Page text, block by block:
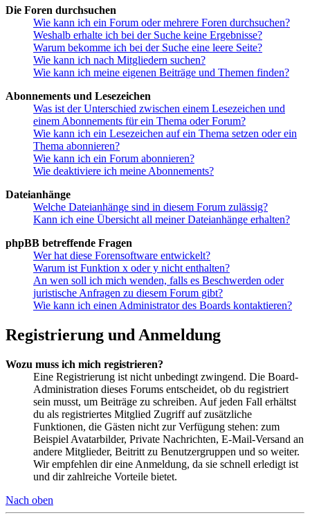
Die Foren durchsuchen
Wie kann ich ein Forum oder mehrere Foren durchsuchen?
Weshalb erhalte ich bei der Suche keine Ergebnisse?
Warum bekomme ich bei der Suche eine leere Seite?
Wie kann ich nach Mitgliedern suchen?
Wie kann ich meine eigenen Beiträge und Themen finden?
Abonnements und Lesezeichen
Was ist der Unterschied zwischen einem Lesezeichen und
einem Abonnements für ein Thema oder Forum?
Wie kann ich ein Lesezeichen auf ein Thema setzen oder ein
Thema abonnieren?
Wie kann ich ein Forum abonnieren?
Wie deaktiviere ich meine Abonnements?
Dateianhänge
Welche Dateianhänge sind in diesem Forum zulässig?
Kann ich eine Übersicht all meiner Dateianhänge erhalten?
phpBB betreffende Fragen
Wer hat diese Forensoftware entwickelt?
Warum ist Funktion x oder y nicht enthalten?
An wen soll ich mich wenden, falls es Beschwerden oder
juristische Anfragen zu diesem Forum gibt?
Wie kann ich einen Administrator des Boards kontaktieren?
Registrierung und Anmeldung
Wozu muss ich mich registrieren?
Eine Registrierung ist nicht unbedingt zwingend. Die Board-
Administration dieses Forums entscheidet, ob du registriert
sein musst, um Beiträge zu schreiben. Auf jeden Fall erhältst
du als registriertes Mitglied Zugriff auf zusätzliche
Funktionen, die Gästen nicht zur Verfügung stehen: zum
Beispiel Avatarbilder, Private Nachrichten, E-Mail-Versand an
andere Mitglieder, Beitritt zu Benutzergruppen und so weiter.
Wir empfehlen dir eine Anmeldung, da sie schnell erledigt ist
und dir zahlreiche Vorteile bietet.
Nach oben